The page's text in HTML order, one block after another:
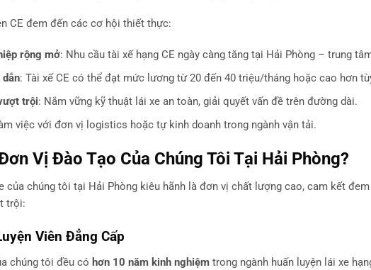
CE đem đến các cơ hội thiết thực:
rộng mở: Nhu cầu tài xế hạng CE ngày càng tăng tại Hải Phòng – trung
dẫn: Tài xế CE có thể đạt mức lương từ 20 đến 40 triệu/tháng hoặc cao hơn
trội: Nắm vững kỹ thuật lái xe an toàn, giải quyết vấn đề trên đường dài.
việc với đơn vị logistics hoặc tự kinh doanh trong ngành vận tải.
Vị Đào Tạo Của Chúng Tôi Tại Hải Phòng?
của chúng tôi tại Hải Phòng kiêu hãnh là đơn vị chất lượng cao, cam kết
trội:
Viên Đẳng Cấp
chúng tôi đều có hơn 10 năm kinh nghiệmtrong ngành huấn luyện lái xe